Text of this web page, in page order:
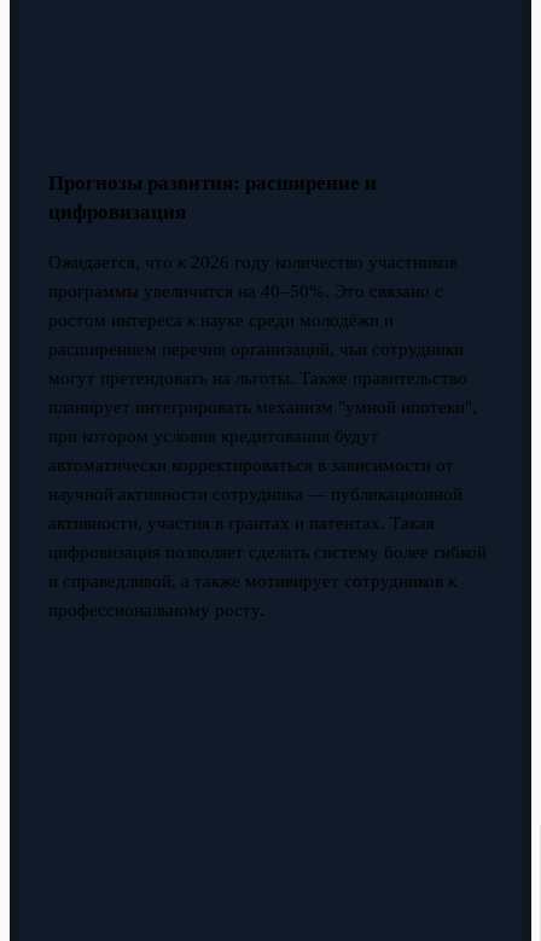
Прогнозы развития: расширение и
цифровизация
Ожидается, что к 2026 году количество участников
программы увеличится на 40–50%. Это связано с
ростом интереса к науке среди молодёжи и
расширением перечня организаций, чьи сотрудники
могут претендовать на льготы. Также правительство
планирует интегрировать механизм "умной ипотеки",
при котором условия кредитования будут
автоматически корректироваться в зависимости от
научной активности сотрудника — публикационной
активности, участия в грантах и патентах. Такая
цифровизация позволяет сделать систему более гибкой
и справедливой, а также мотивирует сотрудников к
профессиональному росту.